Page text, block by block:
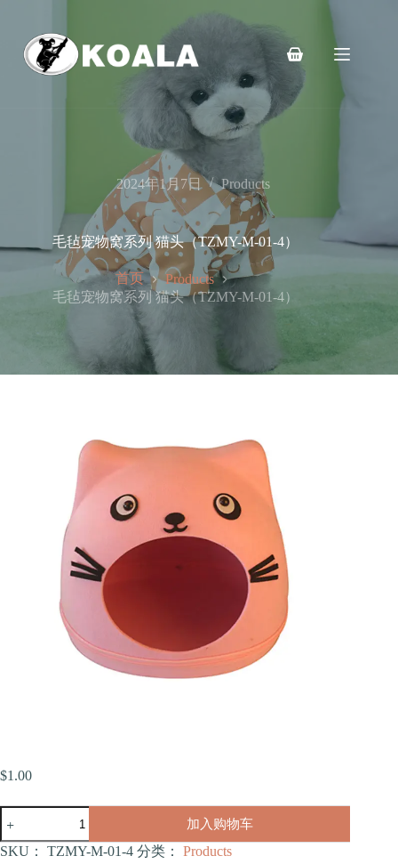
购
车
2024年1月7日 Products
毛毡宠物窝系列 猫头（TZMY-M-01-4）
首页
Products
毛毡宠物窝系列 猫头（TZMY-M-01-4）
$1.00
毡
宠
加入购物车
SKU： TZMY-M-01-4 分类： Products